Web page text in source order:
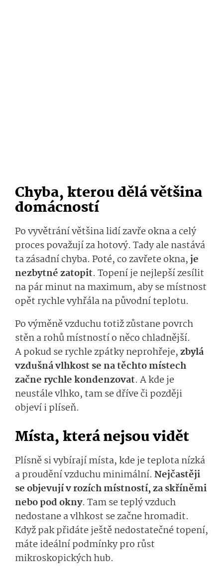
Chyba, kterou dělá většina
domácností
Po vyvětrání většina lidí zavře okna a celý
proces považují za hotový. Tady ale nastává
ta zásadní chyba. Poté, co zavřete okna, je
nezbytné zatopit. Topení je nejlepší zesílit
na pár minut na maximum, aby se místnost
opět rychle vyhřála na původní teplotu.
Po výměně vzduchu totiž zůstane povrch
stěn a rohů místností o něco chladnější.
A pokud se rychle zpátky neprohřeje,zbylá
vzdušná vlhkost se na těchto místech
začne rychle kondenzovat. A kde je
neustále vlhko, tam se dříve či později
objeví i plíseň.
Místa, která nejsou vidět
Plísně si vybírají místa, kde je teplota nízká
a proudění vzduchu minimální. Nejčastěji
se objevují v rozích místností, za skříněmi
nebo pod okny. Tam se teplý vzduch
nedostane a vlhkost se začne hromadit.
Když pak přidáte ještě nedostatečné topení,
máte ideální podmínky pro růst
mikroskopických hub.